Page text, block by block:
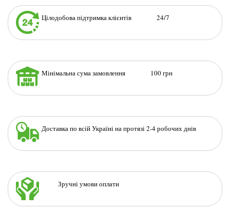
Цілодобова підтримка клієнтів 24/7
Мінімальна сума замовлення 100 грн
Доставка по всій Україні на протязі 2-4 робочих днів
Зручні умови оплати